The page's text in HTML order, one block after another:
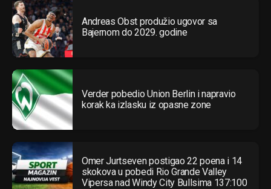
Andreas Obst produžio ugovor sa
Bajernom do 2029. godine
Verder pobedio Union Berlin i napravio
korak ka izlasku iz opasne zone
Omer Jurtseven postigao 22 poena i 14
skokova u pobedi Rio Grande Valley
Vipersa nad Windy City Bullsima 137:100